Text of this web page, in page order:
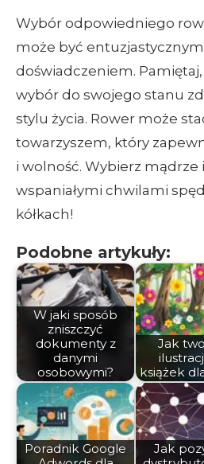
Wybór odpowiedniego
może być
doświadczeniem.
wybór do swojego stanu
stylu życia. Rower może
towarzyszem, który
i wolność. Wybierz mądrze
wspaniałymi chwilami
kółkach!
Podobne artykuły:
W jaki sposób
zniszczyć
dokumenty z
danymi
osobowymi?
Jak
książek
Poradnik Google
Jak